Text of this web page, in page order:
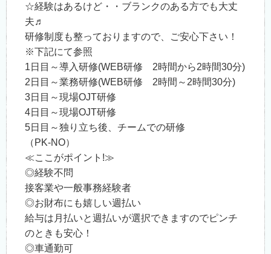
☆経験はあるけど・・ブランクのある方でも大丈
夫♬
研修制度も整っておりますので、ご安心下さい！
※下記にて参照
1日目～導入研修(WEB研修 2時間から2時間30分)
2日目～業務研修(WEB研修 2時間～2時間30分)
3日目～現場OJT研修
4日目～現場OJT研修
5日目～独り立ち後、チームでの研修
（PK-NO）
≪ここがポイント!≫
◎経験不問
接客業や一般事務経験者
◎お財布にも嬉しい週払い
給与は月払いと週払いが選択できますのでピンチ
のときも安心！
◎車通勤可